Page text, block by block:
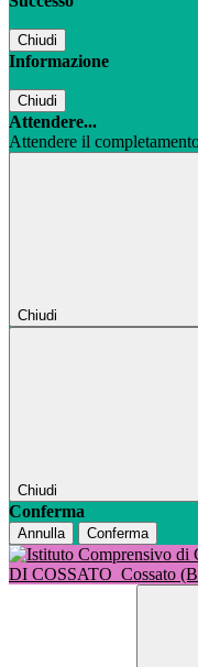
Chiudi
Informazione
Chiudi
Attendere...
Attendere il
Chiudi
Chiudi
Conferma
Annulla Conferma
DI COSSATO Cossato